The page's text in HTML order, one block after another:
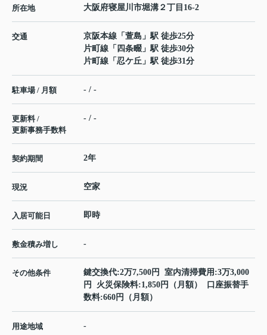
所在地 大阪府寝屋川市堀溝 ２丁目16-2
交通 京阪本線 「 萱島 」駅 徒歩25分
片町線 「 四条畷 」駅 徒歩30分
片町線 「 忍ケ丘 」駅 徒歩31分
駐車場 / 月額 - / -
更新料 /
更新事務手数料
- / -
契約期間 2年
現況 空家
入居可能日 即時
敷金積み増し -
その他条件
鍵交換代:2万7,500円 室内清掃費用:3万3,000
円 火災保険料:1,850円（月額） 口座振替手
数料:660円（月額）
用途地域 -